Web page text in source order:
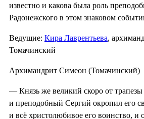
известно и какова была роль
Радонежского в этом знаковом
Ведущие: Кира Лаврентьева,
Томачинский
Архимандрит Симеон (Томачинский)
— Князь же великий скоро от трапезы
и преподобный Сергий окропил его
и всё христолюбивое его воинство, и